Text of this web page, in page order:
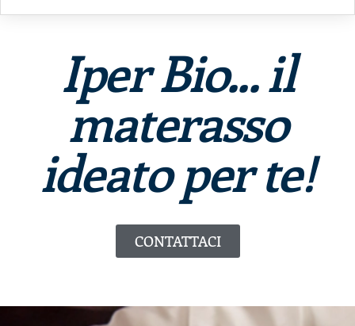
Iper Bio... il
materasso
ideato per te!
CONTATTACI